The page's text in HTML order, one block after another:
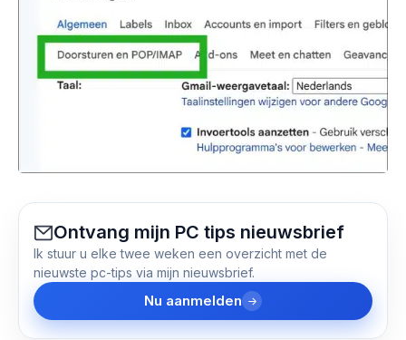
Ontvang mijn PC tips nieuwsbrief
Ik stuur u elke twee weken een overzicht met de
nieuwste pc-tips via mijn nieuwsbrief.
Nu aanmelden